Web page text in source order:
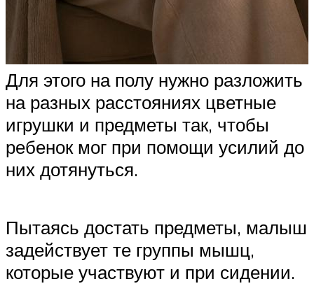
Для этого на полу нужно разложить
на разных расстояниях цветные
игрушки и предметы так, чтобы
ребенок мог при помощи усилий до
них дотянуться.
Пытаясь достать предметы, малыш
задействует те группы мышц,
которые участвуют и при сидении.